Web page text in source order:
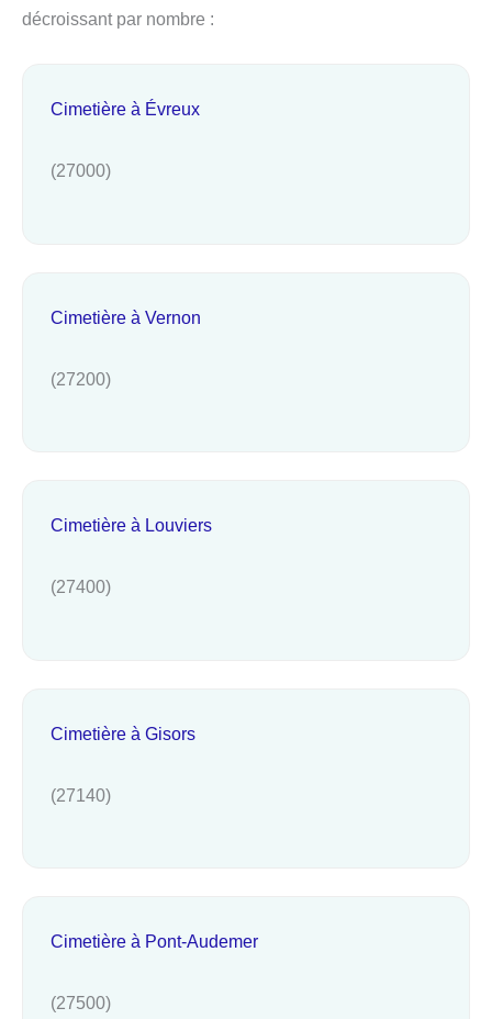
décroissant par nombre :
Cimetière à Évreux
(27000)
Cimetière à Vernon
(27200)
Cimetière à Louviers
(27400)
Cimetière à Gisors
(27140)
Cimetière à Pont-Audemer
(27500)